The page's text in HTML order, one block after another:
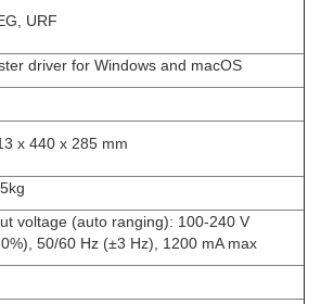
URF
driver for Windows and macOS
x 440 x 285 mm
voltage (auto ranging): 100-240 V
50/60 Hz (±3 Hz), 1200 mA max